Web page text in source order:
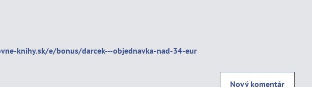
knihy.sk/e/bonus/darcek---objednavka-nad-34-eur
Nový komentár